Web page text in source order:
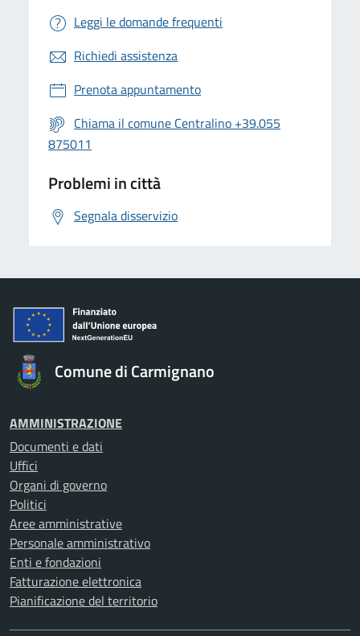
Leggi le domande frequenti
Richiedi assistenza
Prenota appuntamento
Chiama il comune Centralino +39.055
875011
Problemi in città
Segnala disservizio
Comune di Carmignano
AMMINISTRAZIONE
Documenti e dati
Uffici
Organi di governo
Politici
Aree amministrative
Personale amministrativo
Enti e fondazioni
Fatturazione elettronica
Pianificazione del territorio